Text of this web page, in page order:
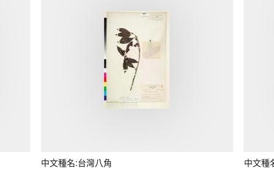
中文種名:台灣八角 中文種